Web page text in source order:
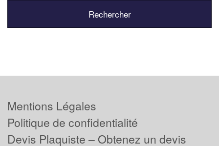
Mentions Légales
Politique de confidentialité
Devis Plaquiste – Obtenez un devis